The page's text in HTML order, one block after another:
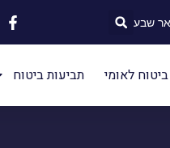
ביטוח לאומי תביעות ביטוח